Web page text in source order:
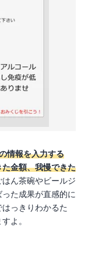
情報を入力する
金額、我慢できた
はん茶碗やビールジ
た成果が直感的に
っきりわかるた
よ。